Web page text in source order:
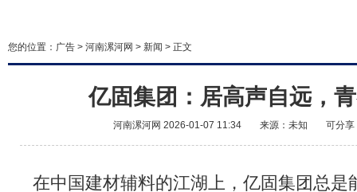
您的位置： 广告 > 河南漯河网 > 新闻 > 正文
亿固集团：居高声自远，
河南漯河网 2026-01-07 11:34 来源：未知 可分享
在中国建材辅料的江湖上，亿固集团总是